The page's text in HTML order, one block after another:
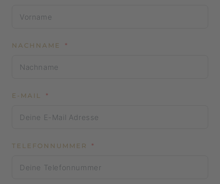
NACHNAME
E-MAIL
TELEFONNUMMER